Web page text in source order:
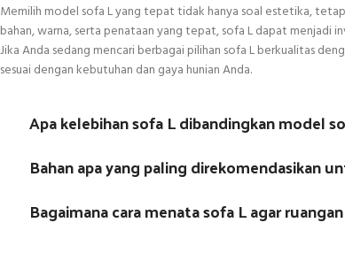
Memilih model sofa L yang tepat tidak hanya soal estetika,
bahan, warna, serta penataan yang tepat, sofa L dapat menjadi
Jika Anda sedang mencari berbagai pilihan sofa L berkualitas
sesuai dengan kebutuhan dan gaya hunian Anda.
Apa kelebihan sofa L dibandingkan model
Bahan apa yang paling direkomendasikan
Bagaimana cara menata sofa L agar